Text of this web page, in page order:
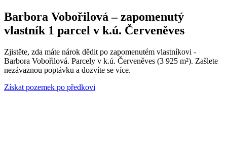
Barbora Vobořilová – zapomenutý
vlastník 1 parcel v k.ú. Červeněves
Zjistěte, zda máte nárok dědit po zapomenutém vlastníkovi -
Barbora Vobořilová. Parcely v k.ú. Červeněves (3 925 m²). Zašlete
nezávaznou poptávku a dozvíte se více.
Získat pozemek po předkovi